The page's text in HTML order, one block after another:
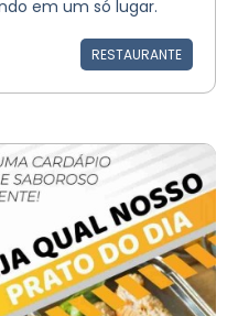
em um só lugar.
RESTAURANTE